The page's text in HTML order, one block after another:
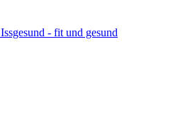
- fit und gesund